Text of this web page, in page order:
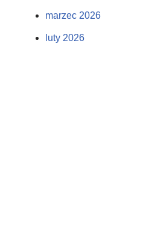
marzec 2026
luty 2026